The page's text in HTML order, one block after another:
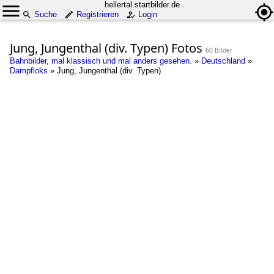
hellertal.startbilder.de
Suche
Registrieren Login
Jung, Jungenthal (div. Typen) Fotos 60 Bilder
Bahnbilder, mal klassisch und mal anders gesehen. » Deutschland »
Dampfloks » Jung, Jungenthal (div. Typen)